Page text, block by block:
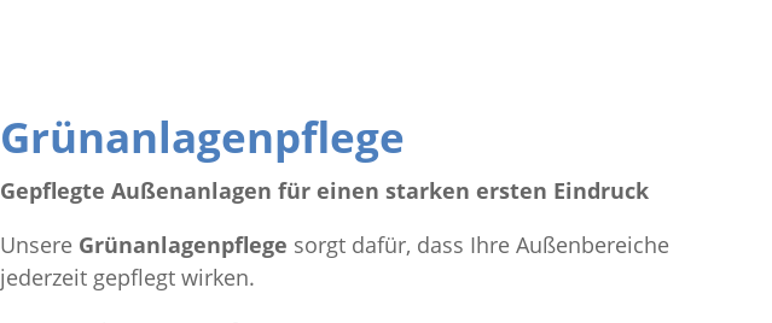
Grünanlagenpflege
Gepflegte Außenanlagen für einen starken ersten Eindruck
Unsere Grünanlagenpflege sorgt dafür, dass Ihre Außenbereiche
jederzeit gepflegt wirken.